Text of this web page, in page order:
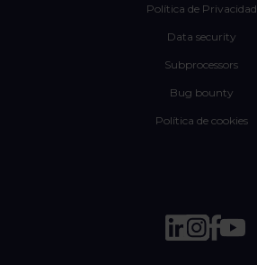
Política de Privacidad
Data security
Subprocessors
Bug bounty
Política de cookies